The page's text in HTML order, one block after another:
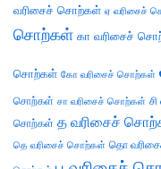
வரிசைச் சொற்கள் ஏ வரிசைச்
சொற்கள் கா வரிசைச்
சொற்கள் கோ வரிசைச் சொற்கள்
சொற்கள் சா வரிசைச் சொற்கள்
சொற்கள் த வரிசைச்
தெ வரிசைச் சொற்கள் தொ